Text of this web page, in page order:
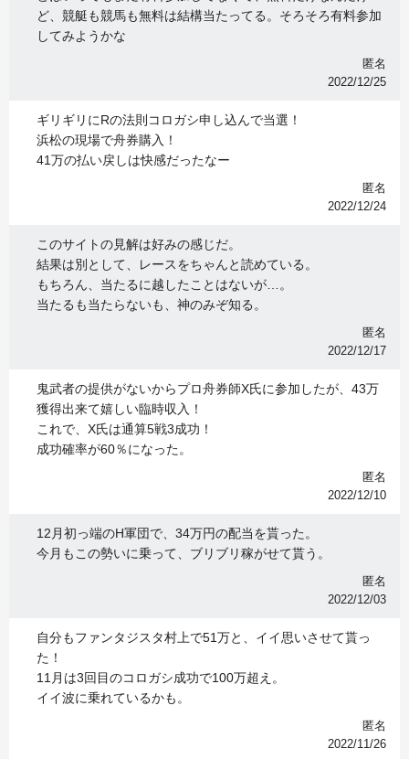
ど、競艇も競馬も無料は結構当たってる。そろそろ有料参加
してみようかな
匿名
2022/12/25
ギリギリにRの法則コロガシ申し込んで当選！
浜松の現場で舟券購入！
41万の払い戻しは快感だったなー
匿名
2022/12/24
このサイトの見解は好みの感じだ。
結果は別として、レースをちゃんと読めている。
もちろん、当たるに越したことはないが…。
当たるも当たらないも、神のみぞ知る。
匿名
2022/12/17
鬼武者の提供がないからプロ舟券師X氏に参加したが、43万
獲得出来て嬉しい臨時収入！
これで、X氏は通算5戦3成功！
成功確率が60％になった。
匿名
2022/12/10
12月初っ端のH軍団で、34万円の配当を貰った。
今月もこの勢いに乗って、ブリブリ稼がせて貰う。
匿名
2022/12/03
自分もファンタジスタ村上で51万と、イイ思いさせて貰っ
た！
11月は3回目のコロガシ成功で100万超え。
イイ波に乗れているかも。
匿名
2022/11/26